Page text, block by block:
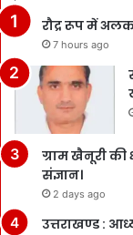
रौद्र रूप में
7 hours ago
ग्राम खैनूरी की
संज्ञान।
2 days ago
उत्तराखण्ड :